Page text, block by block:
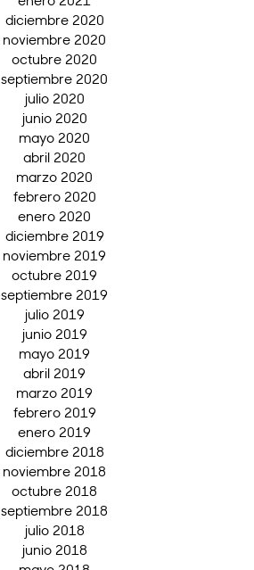
diciembre 2020
noviembre 2020
octubre 2020
septiembre 2020
julio 2020
junio 2020
mayo 2020
abril 2020
marzo 2020
febrero 2020
enero 2020
diciembre 2019
noviembre 2019
octubre 2019
septiembre 2019
julio 2019
junio 2019
mayo 2019
abril 2019
marzo 2019
febrero 2019
enero 2019
diciembre 2018
noviembre 2018
octubre 2018
septiembre 2018
julio 2018
junio 2018